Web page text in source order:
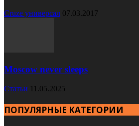
Cruze универсал 07.03.2017
Moscow never sleeps
Статьи 11.05.2025
ПОПУЛЯРНЫЕ КАТЕГОРИИ